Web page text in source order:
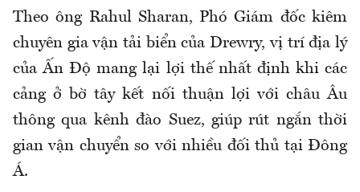
Theo ông Rahul Sharan, Phó Giám đốc kiêm
chuyên gia vận tải biển của Drewry, vị trí địa lý
của Ấn Độ mang lại lợi thế nhất định khi các
cảng ở bờ tây kết nối thuận lợi với châu Âu
thông qua kênh đào Suez, giúp rút ngắn thời
gian vận chuyển so với nhiều đối thủ tại Đông
Á.